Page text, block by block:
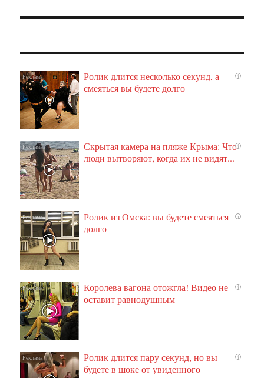
i
Ролик длится несколько секунд, а
смеяться вы будете долго
i
Скрытая камера на пляже Крыма: Что
люди вытворяют, когда их не видят...
i
Ролик из Омска: вы будете смеяться
долго
i
Королева вагона отожгла! Видео не
оставит равнодушным
i
Ролик длится пару секунд, но вы
будете в шоке от увиденного